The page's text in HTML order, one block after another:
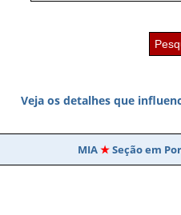
Veja os detalhes que
MIA Seção em